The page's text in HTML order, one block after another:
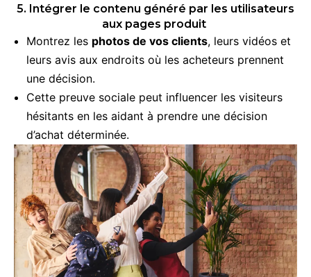
5. Intégrer le contenu généré par les utilisateurs
aux pages produit
Montrez les photos de vos clients, leurs vidéos et
leurs avis aux endroits où les acheteurs prennent
une décision.
Cette preuve sociale peut influencer les visiteurs
hésitants en les aidant à prendre une décision
d’achat déterminée.